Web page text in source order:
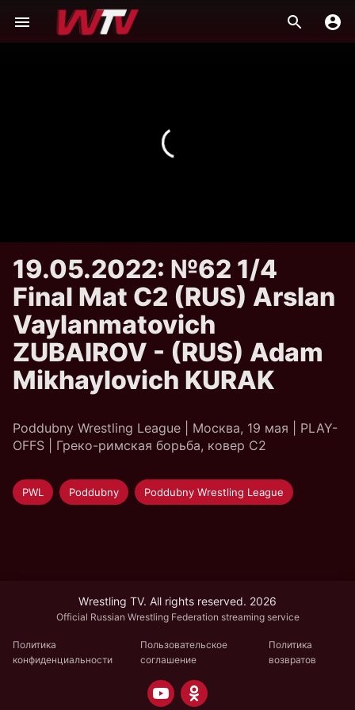
19.05.2022: №62 1/4
Final Mat C2 (RUS) Arslan
Vaylanmatovich
ZUBAIROV - (RUS) Adam
Mikhaylovich KURAK
Poddubny Wrestling League | Москва, 19 мая | PLAY-
OFFS | Греко-римская борьба, ковер C2
PWL Poddubny Poddubny Wrestling League
Wrestling TV. All rights reserved. 2026
Official Russian Wrestling Federation streaming service
Политика
конфиденциальности
Пользовательское
соглашение
Политика
возвратов